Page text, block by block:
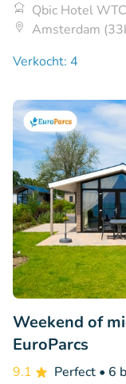
Qbic Hotel
Amsterdam
Verkocht: 4
Weekend of
EuroParcs
9.1 Perfect • 6